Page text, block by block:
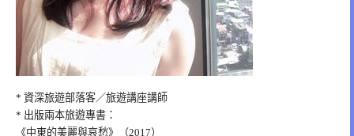
* 資深旅遊部落客／旅遊講座講師
* 出版兩本旅遊專書：
《中東的美麗與哀愁》（2017）